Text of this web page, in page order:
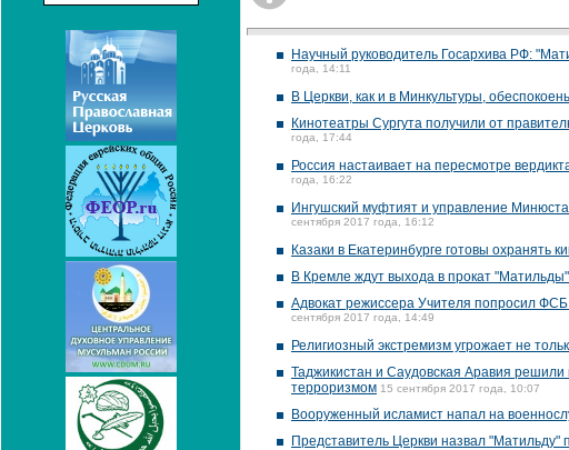
Научный руководитель Госархива РФ:
года, 14:11
В Церкви, как и в Минкультуры,
Кинотеатры Сургута получили от
года, 17:44
Россия настаивает на пересмотре
года, 16:22
Ингушский муфтият и управление
сентября 2017 года, 16:12
Казаки в Екатеринбурге готовы охранять
В Кремле ждут выхода в прокат
Адвокат режиссера Учителя попросил
сентября 2017 года, 14:49
Религиозный экстремизм угрожает не
Таджикистан и Саудовская Аравия решили
терроризмом 15 сентября 2017 года, 10:07
Вооруженный исламист напал на
Представитель Церкви назвал "Матильду"